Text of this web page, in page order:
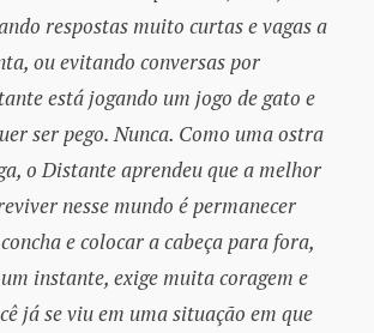
respostas muito curtas e vagas a
ou evitando conversas por
está jogando um jogo de gato e
ser pego. Nunca. Como uma ostra
o Distante aprendeu que a melhor
nesse mundo é permanecer
e colocar a cabeça para fora,
instante, exige muita coragem e
já se viu em uma situação em que